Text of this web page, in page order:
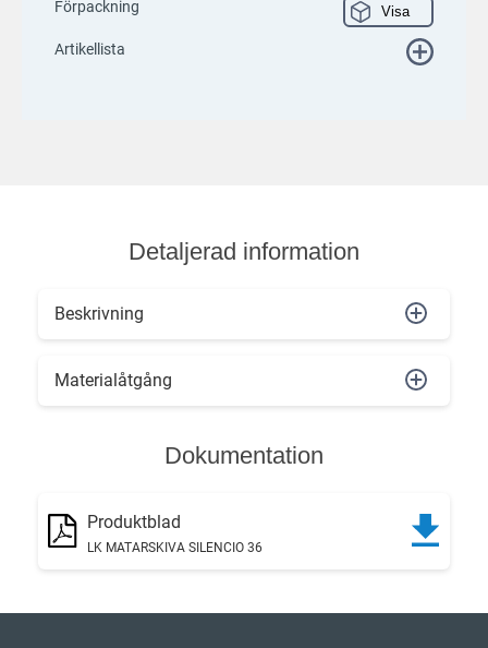
Förpackning
Visa
Artikellista
Detaljerad information
Beskrivning
Materialåtgång
Dokumentation
Produktblad
LK MATARSKIVA SILENCIO 36